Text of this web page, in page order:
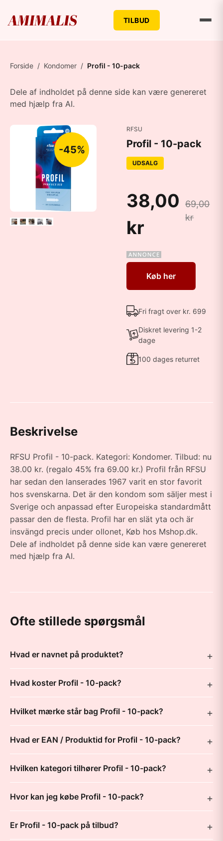
TILBUD
Forside / Kondomer / Profil - 10-pack
Dele af indholdet på denne side kan være genereret
med hjælp fra AI.
-45%
RFSU
Profil - 10-pack
UDSALG
38,00
kr
69,00
kr
Køb her
Fri fragt over kr. 699
Diskret levering 1-2
dage
100 dages returret
Beskrivelse
RFSU Profil - 10-pack. Kategori: Kondomer. Tilbud: nu
38.00 kr. (regalo 45% fra 69.00 kr.) Profil från RFSU
har sedan den lanserades 1967 varit en stor favorit
hos svenskarna. Det är den kondom som säljer mest i
Sverige och anpassad efter Europeiska standardmått
passar den de flesta. Profil har en slät yta och är
insvängd precis under ollonet, Køb hos Mshop.dk.
Dele af indholdet på denne side kan være genereret
med hjælp fra AI.
Ofte stillede spørgsmål
Hvad er navnet på produktet?
Hvad koster Profil - 10-pack?
Hvilket mærke står bag Profil - 10-pack?
Hvad er EAN / Produktid for Profil - 10-pack?
Hvilken kategori tilhører Profil - 10-pack?
Hvor kan jeg købe Profil - 10-pack?
Er Profil - 10-pack på tilbud?